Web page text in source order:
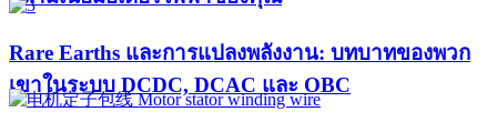
Rare Earths และการแปลงพลังงาน: บทบาทของพวก
เขาในระบบ DCDC, DCAC และ OBC